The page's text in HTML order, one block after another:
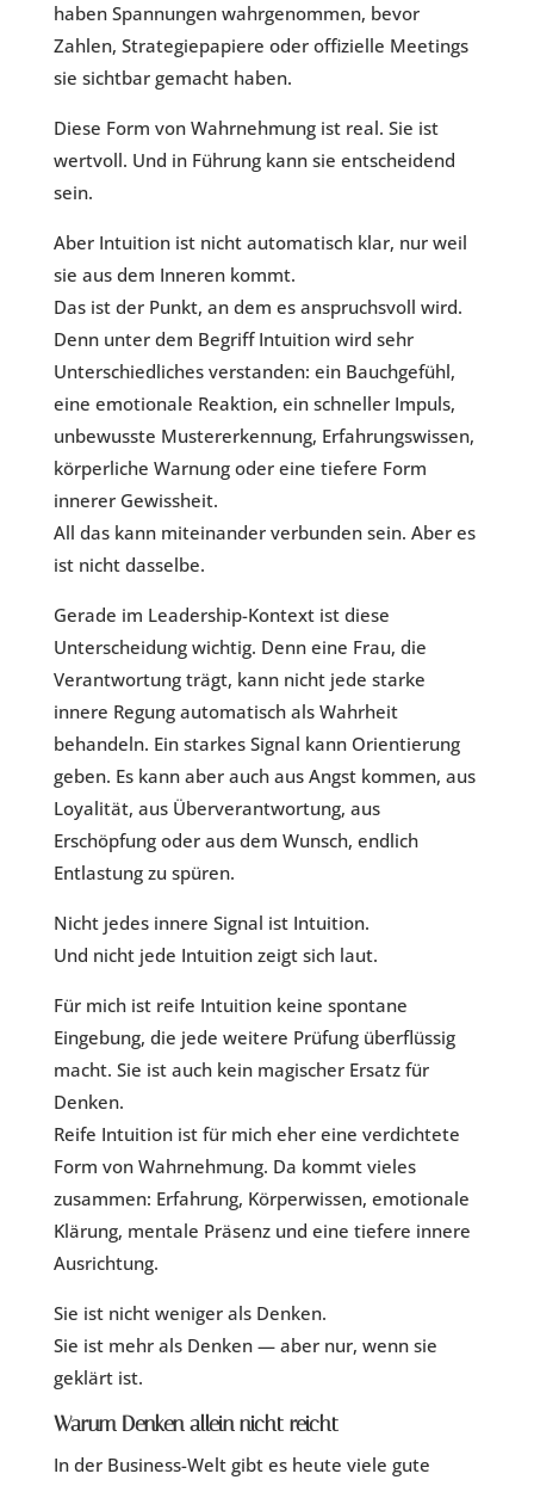
haben Spannungen wahrgenommen, bevor
Zahlen, Strategiepapiere oder offizielle Meetings
sie sichtbar gemacht haben.
Diese Form von Wahrnehmung ist real. Sie ist
wertvoll. Und in Führung kann sie entscheidend
sein.
Aber Intuition ist nicht automatisch klar, nur weil
sie aus dem Inneren kommt.
Das ist der Punkt, an dem es anspruchsvoll wird.
Denn unter dem Begriff Intuition wird sehr
Unterschiedliches verstanden: ein Bauchgefühl,
eine emotionale Reaktion, ein schneller Impuls,
unbewusste Mustererkennung, Erfahrungswissen,
körperliche Warnung oder eine tiefere Form
innerer Gewissheit.
All das kann miteinander verbunden sein. Aber es
ist nicht dasselbe.
Gerade im Leadership-Kontext ist diese
Unterscheidung wichtig. Denn eine Frau, die
Verantwortung trägt, kann nicht jede starke
innere Regung automatisch als Wahrheit
behandeln. Ein starkes Signal kann Orientierung
geben. Es kann aber auch aus Angst kommen, aus
Loyalität, aus Überverantwortung, aus
Erschöpfung oder aus dem Wunsch, endlich
Entlastung zu spüren.
Nicht jedes innere Signal ist Intuition.
Und nicht jede Intuition zeigt sich laut.
Für mich ist reife Intuition keine spontane
Eingebung, die jede weitere Prüfung überflüssig
macht. Sie ist auch kein magischer Ersatz für
Denken.
Reife Intuition ist für mich eher eine verdichtete
Form von Wahrnehmung. Da kommt vieles
zusammen: Erfahrung, Körperwissen, emotionale
Klärung, mentale Präsenz und eine tiefere innere
Ausrichtung.
Sie ist nicht weniger als Denken.
Sie ist mehr als Denken — aber nur, wenn sie
geklärt ist.
Warum Denken allein nicht reicht
In der Business-Welt gibt es heute viele gute